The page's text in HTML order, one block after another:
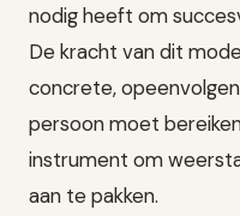
nodig heeft om
De kracht van dit
concrete,
persoon moet
instrument om
aan te pakken.